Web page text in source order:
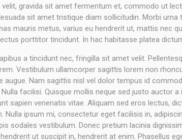
gravida sit amet fermentum et, commodo ut
sit amet tristique diam sollicitudin. Morbi urna
mauris metus, varius eu hendrerit ut, mattis nec
porttitor tincidunt. In hac habitasse platea
a tincidunt nec, fringilla sit amet velit.
Vestibulum ullamcorper sagittis lorem non
augue. Nam sagittis nisl vel dolor tempus id
facilisi. Quisque mollis neque sed justo auctor a
sapien venenatis vitae. Aliquam sed eros lectus,
Nulla ipsum mi, consectetur eget facilisis in,
sodales vestibulum. Donec pretium lacinia
ut suscipit in, hendrerit at enim. Phasellus